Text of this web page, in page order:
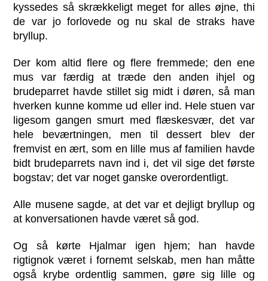
kyssedes så skrækkeligt meget for alles øjne, thi
de var jo forlovede og nu skal de straks have
bryllup.
Der kom altid flere og flere fremmede; den ene
mus var færdig at træde den anden ihjel og
brudeparret havde stillet sig midt i døren, så man
hverken kunne komme ud eller ind. Hele stuen var
ligesom gangen smurt med flæskesvær, det var
hele beværtningen, men til dessert blev der
fremvist en ært, som en lille mus af familien havde
bidt brudeparrets navn ind i, det vil sige det første
bogstav; det var noget ganske overordentligt.
Alle musene sagde, at det var et dejligt bryllup og
at konversationen havde været så god.
Og så kørte Hjalmar igen hjem; han havde
rigtignok været i fornemt selskab, men han måtte
også krybe ordentlig sammen, gøre sig lille og